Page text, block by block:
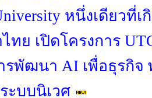
หนึ่งเดียวที่เ
ทย เปิดโครงการ
รพัฒนา AI เพื่อธุรกิจ
ะบบนิเวศ